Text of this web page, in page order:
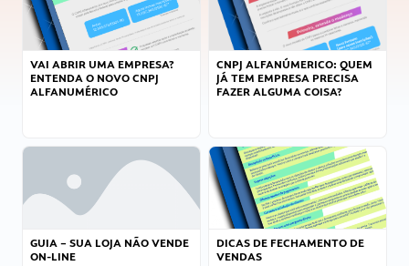
VAI ABRIR UMA EMPRESA?
ENTENDA O NOVO CNPJ
ALFANUMÉRICO
CNPJ ALFANÚMERICO: QUEM
JÁ TEM EMPRESA PRECISA
FAZER ALGUMA COISA?
GUIA – SUA LOJA NÃO VENDE
ON-LINE
DICAS DE FECHAMENTO DE
VENDAS